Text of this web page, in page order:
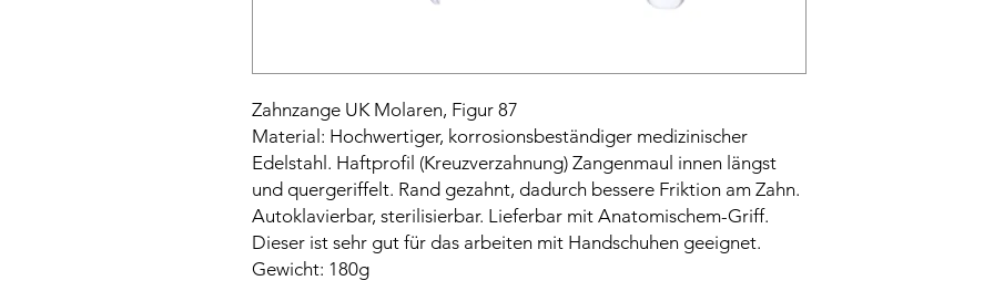
Zahnzange UK Molaren, Figur 87
Material: Hochwertiger, korrosionsbeständiger medizinischer
Edelstahl. Haftprofil (Kreuzverzahnung) Zangenmaul innen längst
und quergeriffelt. Rand gezahnt, dadurch bessere Friktion am Zahn.
Autoklavierbar, sterilisierbar. Lieferbar mit Anatomischem-Griff.
Dieser ist sehr gut für das arbeiten mit Handschuhen geeignet.
Gewicht: 180g